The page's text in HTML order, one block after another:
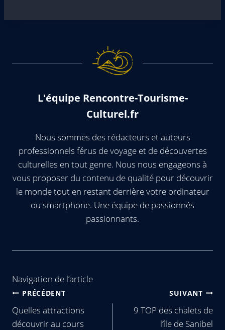
L'équipe Rencontre-Tourisme-
Culturel.fr
Nous sommes des rédacteurs et auteurs
professionnels férus de voyage et de découvertes
culturelles en tout genre. Nous nous engageons à
vous proposer du contenu de qualité pour découvrir
le monde tout en restant derrière votre ordinateur
ou smartphone. Une équipe de passionnés
passionnants.
Navigation de l’article
PRÉCÉDENT
Quelles attractions
découvrir au cours
SUIVANT
9 TOP des chalets de
l’île de Sanibel